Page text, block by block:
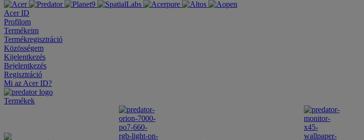
Acer ID
Profilom
Termékeim
Termékregisztráció
Közösségem
Kijelentkezés
Bejelentkezés
Regisztráció
Mi az Acer ID?
Termékek